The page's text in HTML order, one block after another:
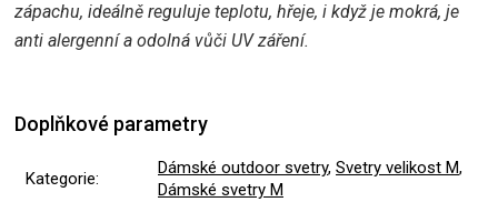
zápachu, ideálně reguluje teplotu, hřeje, i když je mokrá, je
anti alergenní a odolná vůči UV záření.
Doplňkové parametry
Kategorie:
Dámské outdoor svetry, Svetry velikost M,
Dámské svetry M